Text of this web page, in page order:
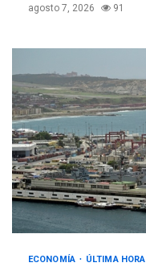
agosto 7, 2026 91
ECONOMÍA ÚLTIMA HORA